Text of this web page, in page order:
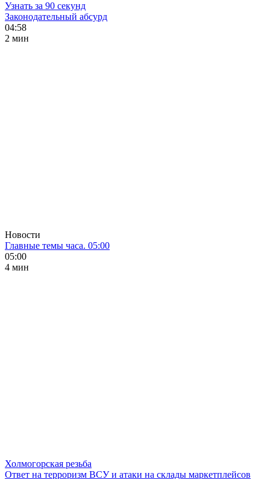
Узнать за 90 секунд
Законодательный абсурд
04:58
2 мин
Новости
Главные темы часа. 05:00
05:00
4 мин
Холмогорская резьба
Ответ на терроризм ВСУ и атаки на склады маркетплейсов